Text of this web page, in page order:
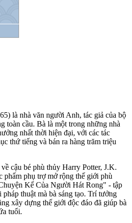
là nhà văn người Anh, tác giả của bộ
toàn cầu. Bà là một trong những nhà
nhất thời hiện đại, với các tác
thứ tiếng và bán ra hàng trăm triệu
cậu bé phù thủy Harry Potter, J.K.
phụ trợ mở rộng thế giới phù
Kể Của Người Hát Rong" - tập
thuật mà bà sáng tạo. Trí tưởng
xây dựng thế giới độc đáo đã giúp bà
tuổi.